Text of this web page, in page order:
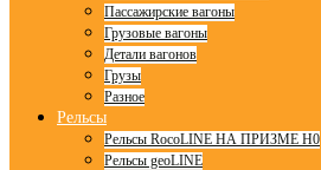
Пассажирские вагоны
Грузовые вагоны
Детали вагонов
Грузы
Разное
Рельсы
Рельсы RocoLINE НА ПРИЗМЕ H0
Рельсы geoLINE